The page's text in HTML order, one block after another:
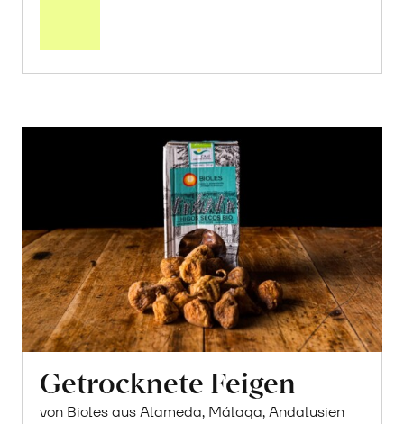
Getrocknete Feigen
von Bioles aus Alameda, Málaga, Andalusien